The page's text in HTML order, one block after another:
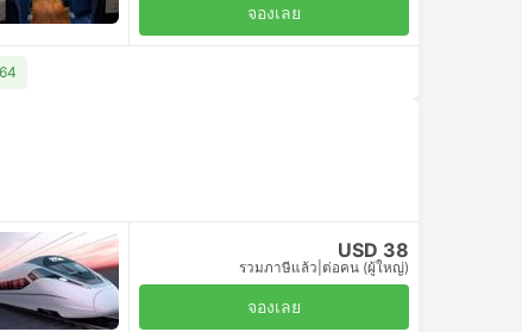
จองเลย
USD 38
รวมภาษีแล้ว ต่อคน (ผู้ใหญ่)
จองเลย